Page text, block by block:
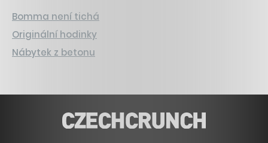
Bomma není tichá
Originální hodinky
Nábytek z betonu